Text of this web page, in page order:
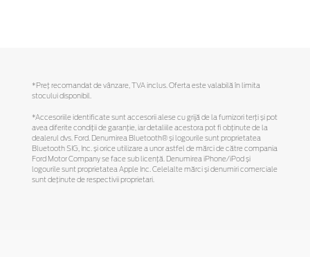
*Preţ recomandat de vânzare, TVA inclus. Oferta este valabilă în limita
stocului disponibil.
*Accesoriile identificate sunt accesorii alese cu grijă de la furnizori terți și pot
avea diferite condiții de garanție, iar detaliile acestora pot fi obținute de la
dealerul dvs. Ford. Denumirea Bluetooth® și logourile sunt proprietatea
Bluetooth SIG, Inc. și orice utilizare a unor astfel de mărci de către compania
Ford Motor Company se face sub licență. Denumirea iPhone/iPod și
logourile sunt proprietatea Apple Inc. Celelalte mărci și denumiri comerciale
sunt deținute de respectivii proprietari.